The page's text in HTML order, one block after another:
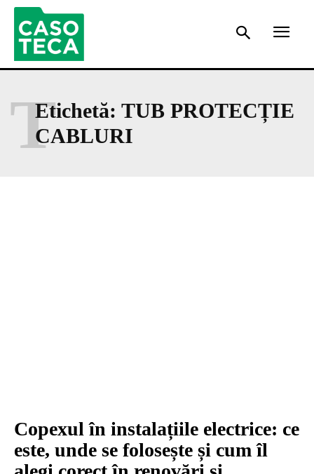
Etichetă: TUB PROTECȚIE
CABLURI
T
Copexul în instalațiile electrice: ce
este, unde se folosește și cum îl